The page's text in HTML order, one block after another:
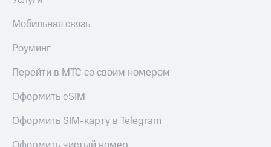
Мобильная связь
Роуминг
Перейти в МТС со своим номером
Оформить eSIM
Оформить SIM-карту в Telegram